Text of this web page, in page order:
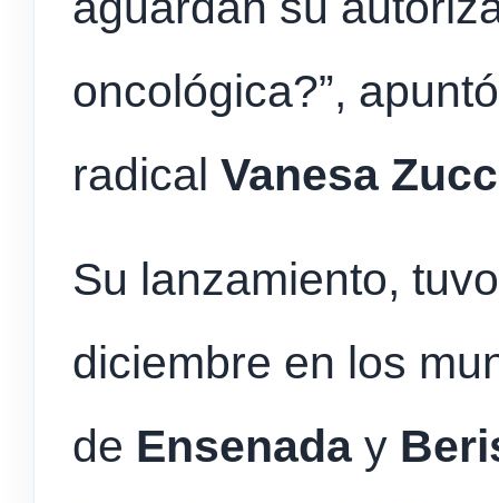
oncológica?”,
radical Vanesa
Su lanzamiento,
diciembre en los
de Ensenada y